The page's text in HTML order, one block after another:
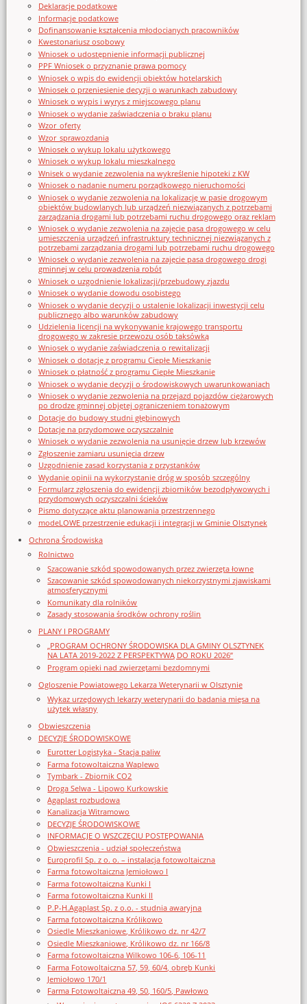
Deklaracje podatkowe
Informacje podatkowe
Dofinansowanie kształcenia młodocianych pracowników
Kwestonariusz osobowy
Wniosek o udostępnienie informacji publicznej
PPF Wniosek o przyznanie prawa pomocy
Wniosek o wpis do ewidencji obiektów hotelarskich
Wniosek o przeniesienie decyzji o warunkach zabudowy
Wniosek o wypis i wyrys z miejscowego planu
Wniosek o wydanie zaświadczenia o braku planu
Wzor_oferty
Wzor_sprawozdania
Wniosek o wykup lokalu użytkowego
Wniosek o wykup lokalu mieszkalnego
Wnisek o wydanie zezwolenia na wykreślenie hipoteki z KW
Wniosek o nadanie numeru porządkowego nieruchomości
Wniosek o wydanie zezwolenia na lokalizację w pasie drogowym
obiektów budowlanych lub urządzeń niezwiązanych z potrzebami
zarządzania drogami lub potrzebami ruchu drogowego oraz reklam
Wniosek o wydanie zezwolenia na zajęcie pasa drogowego w celu
umieszczenia urządzeń infrastruktury technicznej niezwiązanych z
potrzebami zarządzania drogami lub potrzebami ruchu drogowego
Wniosek o wydanie zezwolenia na zajęcie pasa drogowego drogi
gminnej w celu prowadzenia robót
Wniosek o uzgodnienie lokalizacji/przebudowy zjazdu
Wniosek o wydanie dowodu osobistego
Wniosek o wydanie decyzji o ustalenie lokalizacji inwestycji celu
publicznego albo warunków zabudowy
Udzielenia licencji na wykonywanie krajowego transportu
drogowego w zakresie przewozu osób taksówką
Wniosek o wydanie zaświadczenia o rewitalizacji
Wniosek o dotację z programu Ciepłe Mieszkanie
Wniosek o płatność z programu Ciepłe Mieszkanie
Wniosek o wydanie decyzji o środowiskowych uwarunkowaniach
Wniosek o wydanie zezwolenia na przejazd pojazdów ciężarowych
po drodze gminnej objętej ograniczeniem tonażowym
Dotacje do budowy studni głębinowych
Dotacje na przydomowe oczyszczalnie
Wniosek o wydanie zezwolenia na usunięcie drzew lub krzewów
Zgłoszenie zamiaru usunięcia drzew
Uzgodnienie zasad korzystania z przystanków
Wydanie opinii na wykorzystanie dróg w sposób szczególny
Formularz zgłoszenia do ewidencji zbiorników bezodpływowych i
przydomowych oczyszczalni ścieków
Pismo dotyczące aktu planowania przestrzennego
modeLOWE przestrzenie edukacji i integracji w Gminie Olsztynek
Ochrona Środowiska
Rolnictwo
Szacowanie szkód spowodowanych przez zwierzęta łowne
Szacowanie szkód spowodowanych niekorzystnymi zjawiskami
atmosferycznymi
Komunikaty dla rolników
Zasady stosowania środków ochrony roślin
PLANY I PROGRAMY
„PROGRAM OCHRONY ŚRODOWISKA DLA GMINY OLSZTYNEK
NA LATA 2019-2022 Z PERSPEKTYWĄ DO ROKU 2026”
Program opieki nad zwierzętami bezdomnymi
Ogloszenie Powiatowego Lekarza Weterynarii w Olsztynie
Wykaz urzędowych lekarzy weterynarii do badania mięsa na
użytek własny
Obwieszczenia
DECYZJE ŚRODOWISKOWE
Eurotter Logistyka - Stacja paliw
Farma fotowoltaiczna Waplewo
Tymbark - Zbiornik CO2
Droga Selwa - Lipowo Kurkowskie
Agaplast rozbudowa
Kanalizacja Witramowo
DECYZJE ŚRODOWISKOWE
INFORMACJE O WSZCZĘCIU POSTĘPOWANIA
Obwieszczenia - udział społeczeństwa
Europrofil Sp. z o. o. – instalacja fotowoltaiczna
Farma fotowoltaiczna Jemiołowo I
Farma fotowoltaiczna Kunki I
Farma fotowoltaiczna Kunki II
P.P-H.Agaplast Sp. z o.o. - studnia awaryjna
Farma fotowoltaiczna Królikowo
Osiedle Mieszkaniowe, Królikowo dz. nr 42/7
Osiedle Mieszkaniowe, Królikowo dz. nr 166/8
Farma fotowoltaiczna Wilkowo 106-6, 106-11
Farma Fotowoltaiczna 57, 59, 60/4, obręb Kunki
Jemiołowo 170/1
Farma Fotowoltaiczna 49, 50, 160/5, Pawłowo